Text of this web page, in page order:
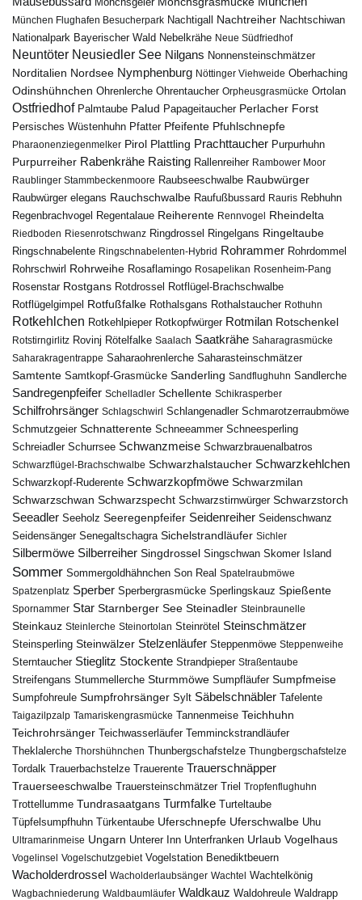
München Flughafen Besucherpark Nachtigall Nachtreiher Nachtschiwan
Nationalpark Bayerischer Wald Nebelkrähe Neue Südfriedhof
Neuntöter Neusiedler See Nilgans Nonnensteinschmätzer
Norditalien Nordsee Nymphenburg Nöttinger Viehweide Oberhaching
Odinshühnchen Ohrenlerche Ohrentaucher Orpheusgrasmücke Ortolan
Ostfriedhof Palmtaube Palud Papageitaucher Perlacher Forst
Persisches Wüstenhuhn Pfatter Pfeifente Pfuhlschnepfe
Pharaonenziegenmelker Pirol Plattling Prachttaucher Purpurhuhn
Purpurreiher Rabenkrähe Raisting Rallenreiher Rambower Moor
Raublinger Stammbeckenmoore Raubseeschwalbe Raubwürger
Raubwürger elegans Rauchschwalbe Raufußbussard Rauris Rebhuhn
Regenbrachvogel Regentalaue Reiherente Rennvogel Rheindelta
Riedboden Riesenrotschwanz Ringdrossel Ringelgans Ringeltaube
Ringschnabelente Ringschnabelenten-Hybrid Rohrammer Rohrdommel
Rohrschwirl Rohrweihe Rosaflamingo Rosapelikan Rosenheim-Pang
Rosenstar Rostgans Rotdrossel Rotflügel-Brachschwalbe
Rotflügelgimpel Rotfußfalke Rothalsgans Rothalstaucher Rothuhn
Rotkehlchen Rotkehlpieper Rotkopfwürger Rotmilan Rotschenkel
Rotstirngirlitz Rovinj Rötelfalke Saalach Saatkrähe Saharagrasmücke
Saharakragentrappe Saharaohrenlerche Saharasteinschmätzer
Samtente Samtkopf-Grasmücke Sanderling Sandflughuhn Sandlerche
Sandregenpfeifer Schelladler Schellente Schikrasperber
Schilfrohrsänger Schlagschwirl Schlangenadler Schmarotzerraubmöwe
Schmutzgeier Schnatterente Schneeammer Schneesperling
Schreiadler Schurrsee Schwanzmeise Schwarzbrauenalbatros
Schwarzflügel-Brachschwalbe Schwarzhalstaucher Schwarzkehlchen
Schwarzkopf-Ruderente Schwarzkopfmöwe Schwarzmilan
Schwarzschwan Schwarzspecht Schwarzstirnwürger Schwarzstorch
Seeadler Seeholz Seeregenpfeifer Seidenreiher Seidenschwanz
Seidensänger Senegaltschagra Sichelstrandläufer Sichler
Silbermöwe Silberreiher Singdrossel Singschwan Skomer Island
Sommer Sommergoldhähnchen Son Real Spatelraubmöwe
Spatzenplatz Sperber Sperbergrasmücke Sperlingskauz Spießente
Spornammer Star Starnberger See Steinadler Steinbraunelle
Steinkauz Steinlerche Steinortolan Steinrötel Steinschmätzer
Steinsperling Steinwälzer Stelzenläufer Steppenmöwe Steppenweihe
Sterntaucher Stieglitz Stockente Strandpieper Straßentaube
Streifengans Stummellerche Sturmmöwe Sumpfläufer Sumpfmeise
Sumpfohreule Sumpfrohrsänger Sylt Säbelschnäbler Tafelente
Taigazilpzalp Tamariskengrasmücke Tannenmeise Teichhuhn
Teichrohrsänger Teichwasserläufer Temminckstrandläufer
Theklalerche Thorshühnchen Thunbergschafstelze Thungbergschafstelze
Tordalk Trauerbachstelze Trauerente Trauerschnäpper
Trauerseeschwalbe Trauersteinschmätzer Triel Tropfenflughuhn
Trottellumme Tundrasaatgans Turmfalke Turteltaube
Tüpfelsumpfhuhn Türkentaube Uferschnepfe Uferschwalbe Uhu
Ultramarinmeise Ungarn Unterer Inn Unterfranken Urlaub Vogelhaus
Vogelinsel Vogelschutzgebiet Vogelstation Benediktbeuern
Wacholderdrossel Wacholderlaubsänger Wachtel Wachtelkönig
Wagbachniederung Waldbaumläufer Waldkauz Waldohreule Waldrapp